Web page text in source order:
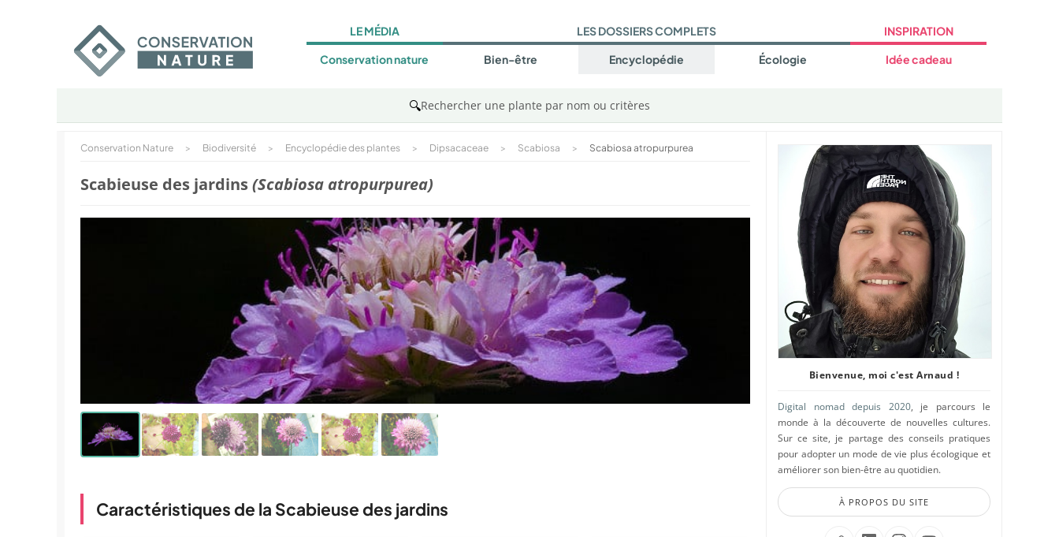
LE MÉDIA
Conservation nature
LES DOSSIERS COMPLETS
Bien-être Encyclopédie Écologie
INSPIRATION
Idée cadeau
🔍Rechercher une plante par nom ou critères
Conservation Nature > Biodiversité > Encyclopédie des plantes > Dipsacaceae > Scabiosa > Scabiosa atropurpurea
Scabieuse des jardins(Scabiosa atropurpurea)
Caractéristiques de la Scabieuse des jardins
Bienvenue, moi c'est Arnaud !
Digital nomad depuis 2020, je parcours le
monde à la découverte de nouvelles cultures.
Sur ce site, je partage des conseils pratiques
pour adopter un mode de vie plus écologique et
améliorer son bien-être au quotidien.
À PROPOS DU SITE